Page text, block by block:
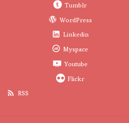
Tumblr
WordPress
Linkedin
Myspace
Youtube
Flickr
RSS